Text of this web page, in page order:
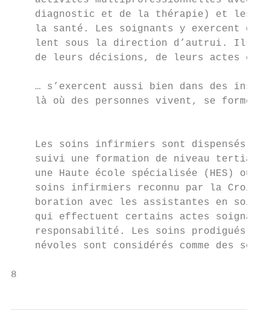
diagnostic et de la thérapie) et les
la santé. Les soignants y exercent
lent sous la direction d’autrui. Ils
de leurs décisions, de leurs actes et
… s’exercent aussi bien dans des
là où des personnes vivent, se
Les soins infirmiers sont dispensés
suivi une formation de niveau
une Haute école spécialisée (HES) ou
soins infirmiers reconnu par la
boration avec les assistantes en
qui effectuent certains actes
responsabilité. Les soins prodigués
névoles sont considérés comme des
8